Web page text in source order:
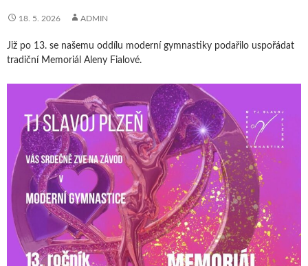
18. 5. 2026 ADMIN
Již po 13. se našemu oddílu moderní gymnastiky podařilo uspořádat
tradiční Memoriál Aleny Fialové.